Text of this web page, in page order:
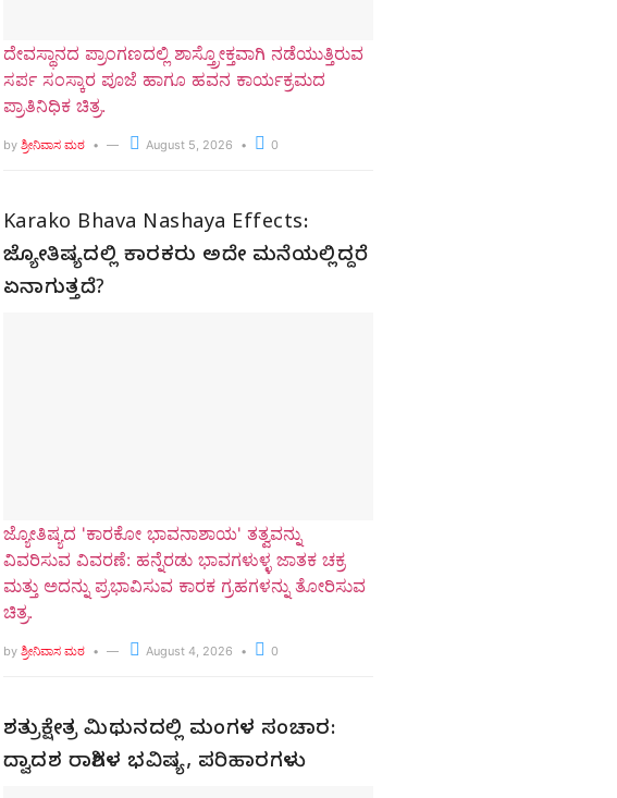
ದೇವಸ್ಥಾನದ ಪ್ರಾಂಗಣದಲ್ಲಿ ಶಾಸ್ತ್ರೋಕ್ತವಾಗಿ ನಡೆಯುತ್ತಿರುವ
ಸರ್ಪ ಸಂಸ್ಕಾರ ಪೂಜೆ ಹಾಗೂ ಹವನ ಕಾರ್ಯಕ್ರಮದ
ಪ್ರಾತಿನಿಧಿಕ ಚಿತ್ರ.
by ಶ್ರೀನಿವಾಸ ಮಠ August 5, 2026 0
Karako Bhava Nashaya Effects:
ಜ್ಯೋತಿಷ್ಯದಲ್ಲಿ ಕಾರಕರು ಅದೇ ಮನೆಯಲ್ಲಿದ್ದರೆ
ಏನಾಗುತ್ತದೆ?
ಜ್ಯೋತಿಷ್ಯದ 'ಕಾರಕೋ ಭಾವನಾಶಾಯ' ತತ್ವವನ್ನು
ವಿವರಿಸುವ ವಿವರಣೆ: ಹನ್ನೆರಡು ಭಾವಗಳುಳ್ಳ ಜಾತಕ ಚಕ್ರ
ಮತ್ತು ಅದನ್ನು ಪ್ರಭಾವಿಸುವ ಕಾರಕ ಗ್ರಹಗಳನ್ನು ತೋರಿಸುವ
ಚಿತ್ರ.
by ಶ್ರೀನಿವಾಸ ಮಠ August 4, 2026 0
ಶತ್ರುಕ್ಷೇತ್ರ ಮಿಥುನದಲ್ಲಿ ಮಂಗಳ ಸಂಚಾರ:
ದ್ವಾದಶ ರಾಶಿಗಳ ಭವಿಷ್ಯ, ಪರಿಹಾರಗಳು